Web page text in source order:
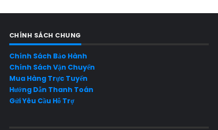
CHÍNH SÁCH CHUNG
Chính Sách Bảo Hành
Chính Sách Vận Chuyển
Mua Hàng Trực Tuyến
Hướng Dẫn Thanh Toán
Gửi Yêu Cầu Hỗ Trợ